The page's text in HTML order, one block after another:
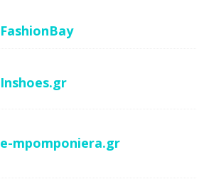
FashionBay
Inshoes.gr
e-mpomponiera.gr